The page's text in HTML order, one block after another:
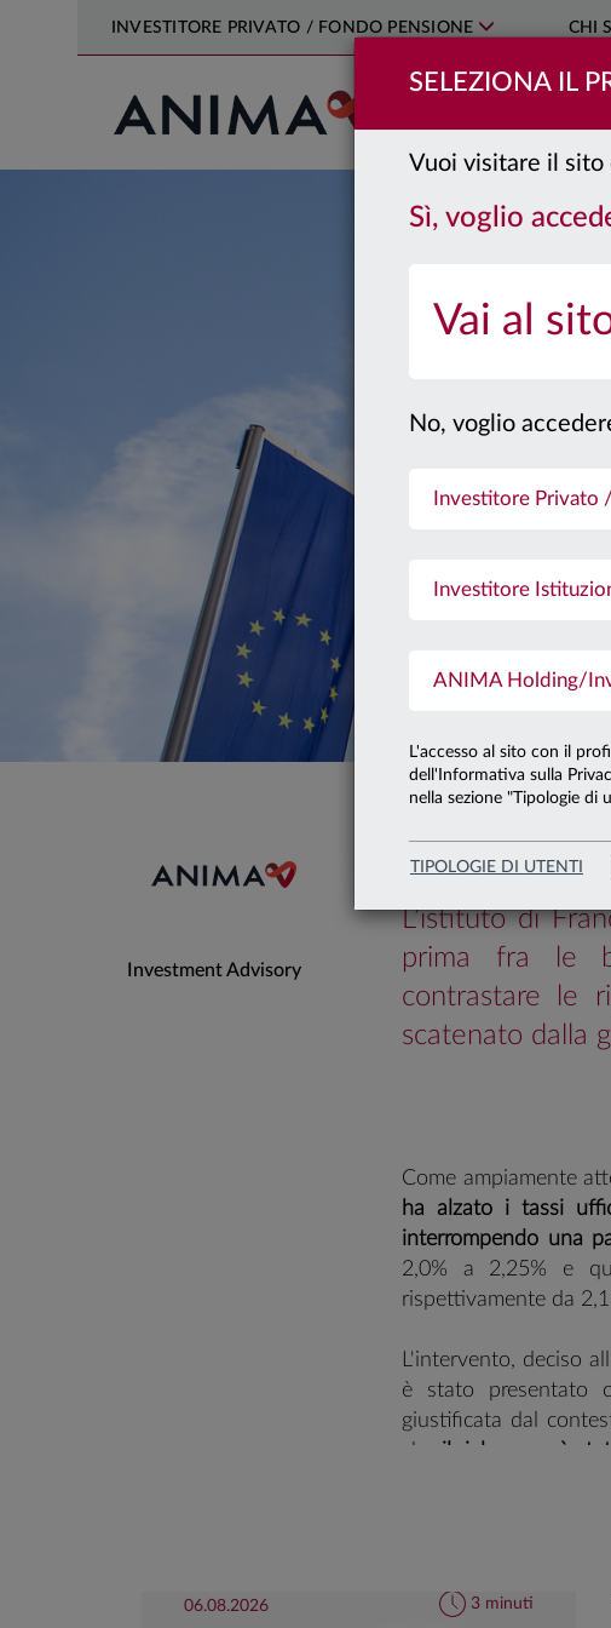
SELEZIONA IL
Vuoi visitare il
Sì, voglio
Vai al
No, voglio
Investitore Privato
Investitore
ANIMA Holding/
L'accesso al sito con il
dell'Informativa sulla
nella sezione "Tipologie di
TIPOLOGIE DI UTENTI
INVESTITORE PRIVATO / FONDO PENSIONE CHI
Investment Advisory
Grafico del mese
L’istituto di
prima fra le
contrastare le
scatenato dalla
Come ampiamente
ha alzato i tassi
interrompendo una
2,0% a 2,25% e
rispettivamente da
L'intervento, deciso
è stato presentato
giustificata dal
che il rialzo non è
di reazione
target è diventato
06.08.2026 3 minuti